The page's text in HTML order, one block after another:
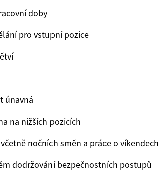
doby
pro vstupní pozice
únavná
na nižších pozicích
nočních směn a práce o víkendech
dodržování bezpečnostních postupů